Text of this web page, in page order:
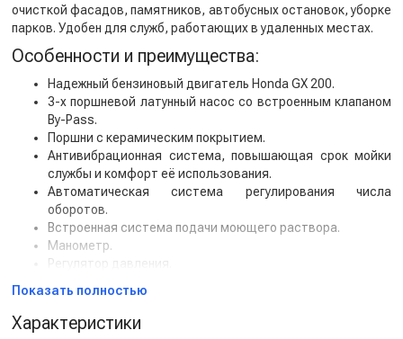
очисткой фасадов, памятников, автобусных остановок, уборке
парков. Удобен для служб, работающих в удаленных местах.
Особенности и преимущества:
Надежный бензиновый двигатель Honda GX 200.
3-х поршневой латунный насос со встроенным клапаном
By-Pass.
Поршни с керамическим покрытием.
Антивибрационная система, повышающая срок мойки
службы и комфорт её использования.
Автоматическая система регулирования числа
оборотов.
Встроенная система подачи моющего раствора.
Манометр.
Регулятор давления.
Большие пневматические колеса.
Комплектация:
Показать полностью
Характеристики